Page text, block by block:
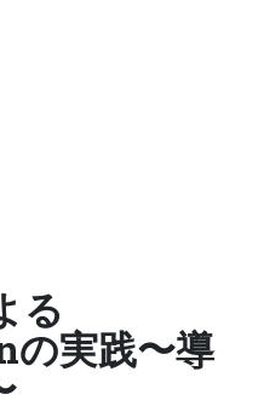
る
実践〜導